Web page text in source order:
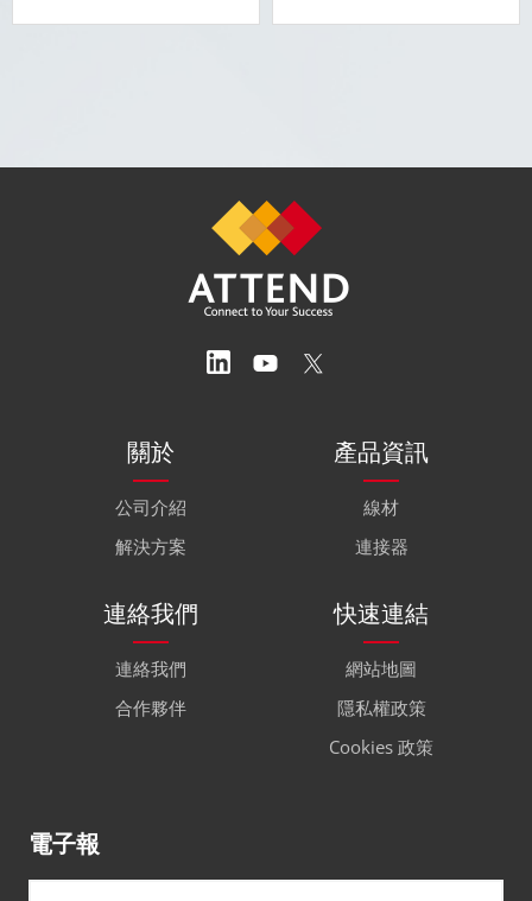
關於
公司介紹
解決方案
產品資訊
線材
連接器
連絡我們
連絡我們
合作夥伴
快速連結
網站地圖
隱私權政策
Cookies 政策
電子報